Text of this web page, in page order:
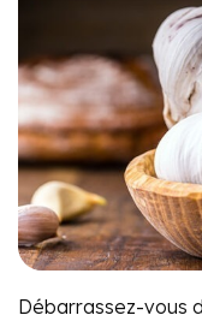
Débarrassez-vous